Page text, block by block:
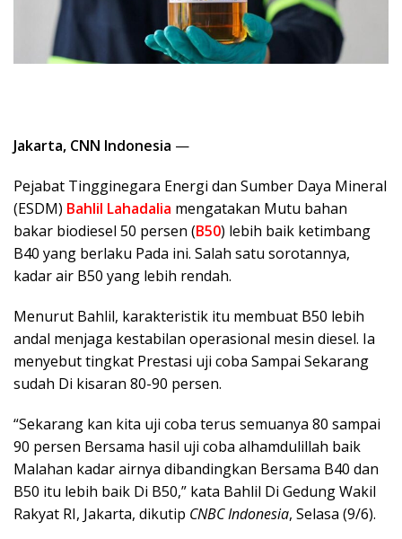
Jakarta, CNN Indonesia —
Pejabat Tingginegara Energi dan Sumber Daya Mineral
(ESDM) Bahlil Lahadalia mengatakan Mutu bahan
bakar biodiesel 50 persen (B50) lebih baik ketimbang
B40 yang berlaku Pada ini. Salah satu sorotannya,
kadar air B50 yang lebih rendah.
Menurut Bahlil, karakteristik itu membuat B50 lebih
andal menjaga kestabilan operasional mesin diesel. Ia
menyebut tingkat Prestasi uji coba Sampai Sekarang
sudah Di kisaran 80-90 persen.
“Sekarang kan kita uji coba terus semuanya 80 sampai
90 persen Bersama hasil uji coba alhamdulillah baik
Malahan kadar airnya dibandingkan Bersama B40 dan
B50 itu lebih baik Di B50,” kata Bahlil Di Gedung Wakil
Rakyat RI, Jakarta, dikutip CNBC Indonesia, Selasa (9/6).